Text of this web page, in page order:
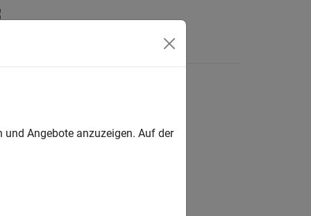
Angebote anzuzeigen. Auf der